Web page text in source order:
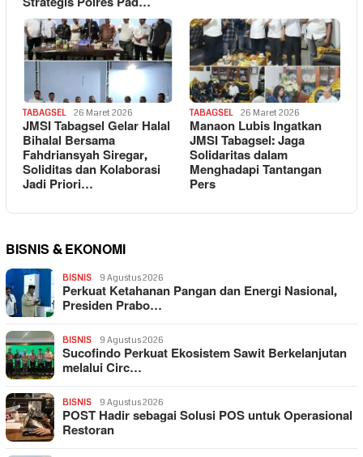
TABAGSEL 26 Maret 2026
JMSI Tabagsel Gelar Halal
Bihalal Bersama
Fahdriansyah Siregar,
Soliditas dan Kolaborasi
Jadi Priori…
TABAGSEL 26 Maret 2026
Manaon Lubis Ingatkan
JMSI Tabagsel: Jaga
Solidaritas dalam
Menghadapi Tantangan
Pers
BISNIS & EKONOMI
BISNIS 9 Agustus 2026
Perkuat Ketahanan Pangan dan Energi Nasional,
Presiden Prabo…
BISNIS 9 Agustus 2026
Sucofindo Perkuat Ekosistem Sawit Berkelanjutan
melalui Circ…
BISNIS 9 Agustus 2026
POST Hadir sebagai Solusi POS untuk Operasional
Restoran